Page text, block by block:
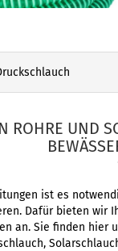
ROHRE UND
ist es
Dafür bieten wir
an. Sie finden hier